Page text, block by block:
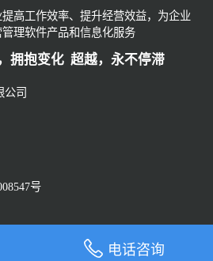
高工作效率、提升经营效益，为企业
理软件产品和信息化服务
拥抱变化 超越，永不停滞
公司
号
电话咨询